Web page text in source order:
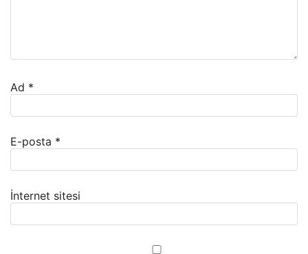
Ad *
E-posta *
İnternet sitesi